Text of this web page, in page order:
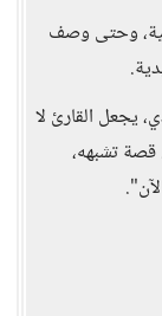
وحتى وصف
يجعل القارئ لا
قصة تشبهه،